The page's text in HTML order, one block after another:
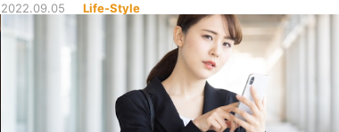
のが遅い男性のことがよくわかるはずですよ。
2022.09.05 Life-Style